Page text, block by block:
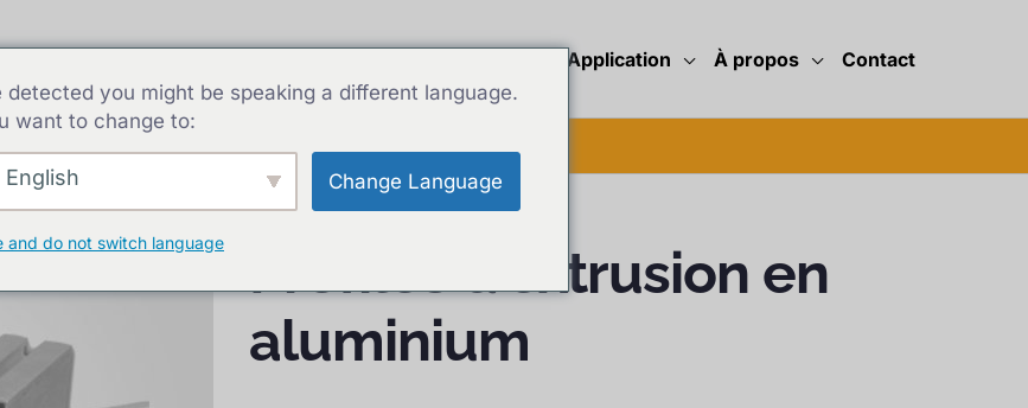
Application À propos Contact
Profilés d'extrusion en
aluminium
detected you might be speaking a different language.
want to change to:
English Change Language
and do not switch language